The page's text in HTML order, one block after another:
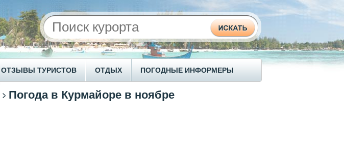
ОТЗЫВЫ ТУРИСТОВ ОТДЫХ ПОГОДНЫЕ ИНФОРМЕРЫ
Погода в Курмайоре в ноябре